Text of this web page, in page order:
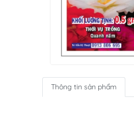
Thông tin sản phẩm